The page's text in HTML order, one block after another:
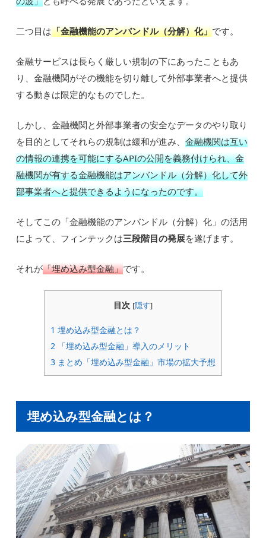
二つ目は「金融機能のアンバンドル（分解）化」です。
金融サービスは長らく厳しい規制の下にあったこともあ
り、金融機関がその機能を切り離して外部事業者へと提供
する動きは限定的なものでした。
しかし、金融機関と外部事業者の安全なデータのやり取り
を目的としてそれらの規制は緩和が進み、金融機関は互い
の情報の連携を可能にするAPIの公開を義務付けられ、金
融機関が有する金融機能はアンバンドル（分解）化して外
部事業者へと提供できるようになったのです。
そしてこの「金融機能のアンバンドル（分解）化」の活用
によって、フィンテックは三段階目の発展を遂げます。
それが「埋め込み型金融」です。
目次 [隠す]
1 埋め込み型金融とは？
2 「埋め込み型金融」導入のメリット
3 まとめ「埋め込み型金融」市場の拡大予想
埋め込み型金融とは？